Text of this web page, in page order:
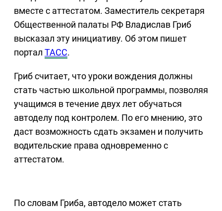
вместе с аттестатом. Заместитель секретаря
Общественной палаты РФ Владислав Гриб
высказал эту инициативу. Об этом пишет
портал ТАСС.
Гриб считает, что уроки вождения должны
стать частью школьной программы, позволяя
учащимся в течение двух лет обучаться
автоделу под контролем. По его мнению, это
даст возможность сдать экзамен и получить
водительские права одновременно с
аттестатом.
По словам Гриба, автодело может стать